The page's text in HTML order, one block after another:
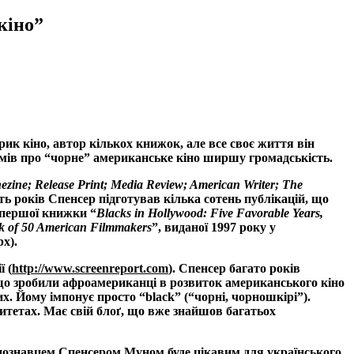
кіно, автор кількох книжок, але все своє життя він
про “чорне” американське кіно ширшу громадськість.
; Release Print; Media Review;American Writer; The
років Спенсер підготував кілька сотень публікацій, що
першої книжки “Blacks in Hollywood: Five Favorable Years,
of50American Filmmakers”, виданої 1997 року у
).
(http://www.screenreport.com). Спенсер багато років
зробили афроамериканці в розвиток американського кіно
Йому імпонує просто “black” (“чорні, чорношкірі”).
Має свій блоґ, що вже знайшов багатьох